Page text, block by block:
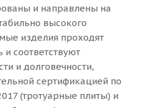
и направлены на
высокого
изделия проходят
соответствуют
и долговечности,
сертификацией по
(тротуарные плиты) и